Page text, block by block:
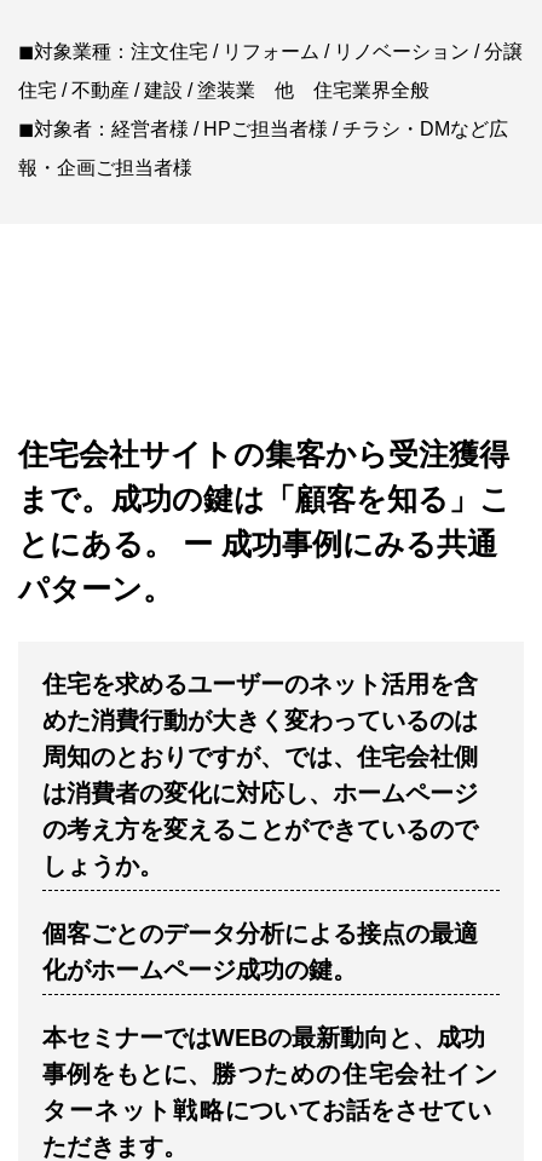
◼︎対象業種：注文住宅 / リフォーム / リノベーション / 分譲
住宅 / 不動産 / 建設 / 塗装業 他 住宅業界全般
◼︎対象者：経営者様 / HPご担当者様 / チラシ・DMなど広
報・企画ご担当者様
住宅会社サイトの集客から受注獲得
まで。成功の鍵は「顧客を知る」こ
とにある。 ー 成功事例にみる共通
パターン。
住宅を求めるユーザーのネット活用を含
めた消費行動が大きく変わっているのは
周知のとおりですが、では、住宅会社側
は消費者の変化に対応し、ホームページ
の考え方を変えることができているので
しょうか。
個客ごとのデータ分析による接点の最適
化がホームページ成功の鍵。
本セミナーではWEBの最新動向と、成功
事例をもとに、 勝つための住宅会社イン
ターネット戦略についてお話をさせてい
ただきます。